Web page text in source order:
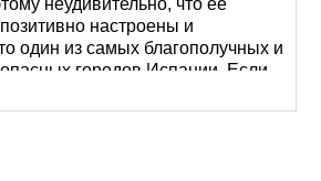
настроены и
один из самых благополучных и
городов Испании. Если
знакомства в Валенсии,
широкий выбор